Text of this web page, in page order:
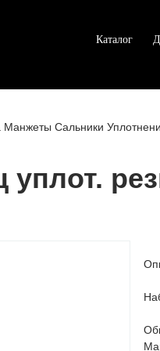
Каталог
Манжеты Сальники
уплот.